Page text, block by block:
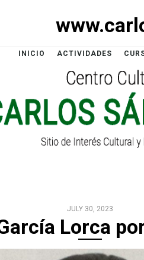
INICIO ACTIVIDADES
JULY 30, 2023
Lorca